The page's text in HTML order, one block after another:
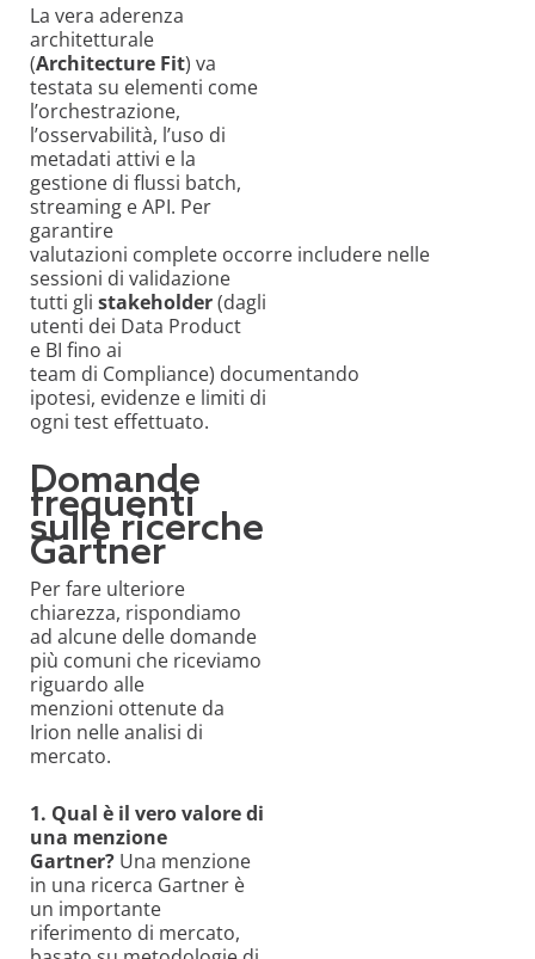
La vera aderenza
architetturale
(Architecture Fit) va
testata su elementi come
l’orchestrazione,
l’osservabilità, l’uso di
metadati attivi e la
gestione di flussi batch,
streaming e API. Per
garantire
valutazioni complete occorre includere nelle
sessioni di validazione
tutti gli stakeholder(dagli
utenti dei Data Product
e BI fino ai
team di Compliance) documentando
ipotesi, evidenze e limiti di
ogni test effettuato.
Domande
frequenti
sulle ricerche
Gartner
Per fare ulteriore
chiarezza, rispondiamo
ad alcune delle domande
più comuni che riceviamo
riguardo alle
menzioni ottenute da
Irion nelle analisi di
mercato.
1. Qual è il vero valore di
una menzione
Gartner? Una menzione
in una ricerca Gartner è
un importante
riferimento di mercato,